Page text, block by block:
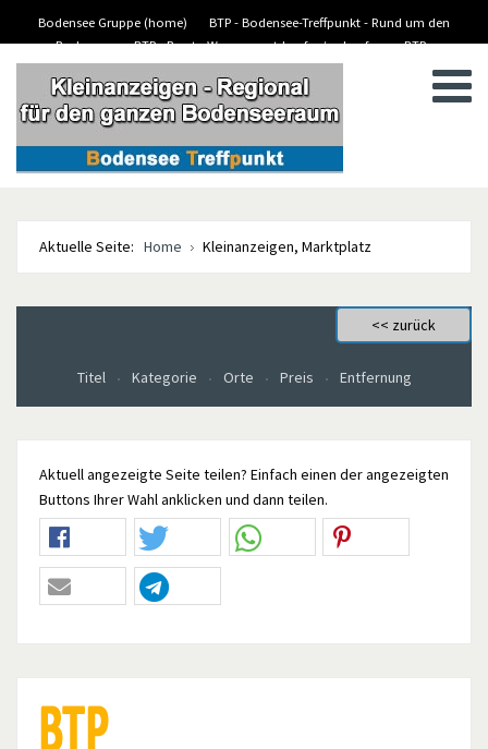
Bodensee Gruppe (home)
BTP - Bodensee-Treffpunkt - Rund um den
Bodensee
BTP - Boote-Wassersport-kaufen/verkaufen
BTP -
BTP - Kleinanzeigen
Aktuelle Seite: Home Kleinanzeigen, Marktplatz
Titel Kategorie Orte Preis Entfernung
Aktuell angezeigte Seite teilen? Einfach einen der angezeigten
Buttons Ihrer Wahl anklicken und dann teilen.